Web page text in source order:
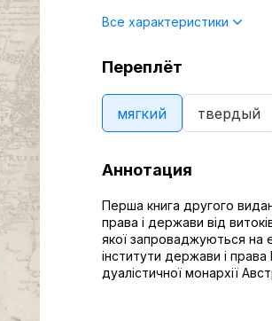
Все характеристики
Переплёт
мягкий твердый
Аннотация
Перша книга другого
права і держави від
якої запроваджуються на
інститути держави і права
дуалістичної монархії